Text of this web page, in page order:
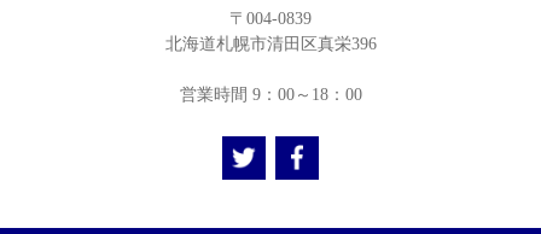
〒004-0839
北海道札幌市清田区真栄396
営業時間 9：00～18：00